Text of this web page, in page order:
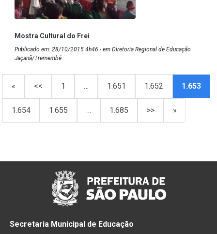
Mostra Cultural do Frei
Publicado em: 28/10/2015 4h46 - em Diretoria Regional de Educação
Jaçanã/Tremembé
« << 1 … 1.651 1.652 1.653
1.654 1.655 … 1.685 >> »
Secretaria Municipal de Educação